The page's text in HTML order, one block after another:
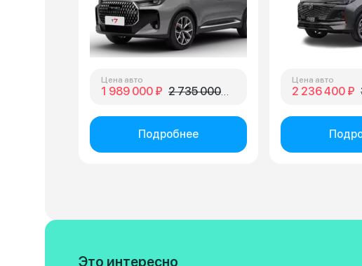
Цена авто
1 989 000 ₽ 2 735 000 ₽
Подробнее
Цена авто
2 236 400 ₽
Это интересно